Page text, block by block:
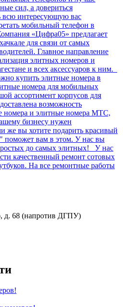
сил, а довериться
всю интересующую вас
мобильный телефон в
«Цифра05» предлагает
для связи от самых
Главное направление
элитных номеров и
и всех аксессуаров к ним.
купить элитные номера в
номера для мобильных
ассортимент корпусов для
возможность
номера и элитные номера МТС,
бизнесу нужен
же вы хотите подарить красивый
поможет вам в этом. У нас вы
до самых элитных! У нас
качественный ремонт сотовых
На все ремонтные работы
д. 68 (напротив ДГПУ)